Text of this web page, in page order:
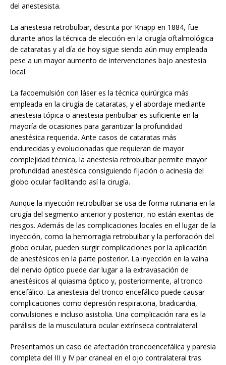
del anestesista.
La anestesia retrobulbar, descrita por Knapp en 1884, fue
durante años la técnica de elección en la cirugía oftalmológica
de cataratas y al día de hoy sigue siendo aún muy empleada
pese a un mayor aumento de intervenciones bajo anestesia
local.
La facoemulsión con láser es la técnica quirúrgica más
empleada en la cirugía de cataratas, y el abordaje mediante
anestesia tópica o anestesia peribulbar es suficiente en la
mayoría de ocasiones para garantizar la profundidad
anestésica requerida. Ante casos de cataratas más
endurecidas y evolucionadas que requieran de mayor
complejidad técnica, la anestesia retrobulbar permite mayor
profundidad anestésica consiguiendo fijación o acinesia del
globo ocular facilitando así la cirugía.
Aunque la inyección retrobulbar se usa de forma rutinaria en la
cirugía del segmento anterior y posterior, no están exentas de
riesgos. Además de las complicaciones locales en el lugar de la
inyección, como la hemorragia retrobulbar y la perforación del
globo ocular, pueden surgir complicaciones por la aplicación
de anestésicos en la parte posterior. La inyección en la vaina
del nervio óptico puede dar lugar a la extravasación de
anestésicos al quiasma óptico y, posteriormente, al tronco
encefálico. La anestesia del tronco encefálico puede causar
complicaciones como depresión respiratoria, bradicardia,
convulsiones e incluso asistolia. Una complicación rara es la
parálisis de la musculatura ocular extrínseca contralateral.
Presentamos un caso de afectación troncoencefálica y paresia
completa del III y IV par craneal en el ojo contralateral tras